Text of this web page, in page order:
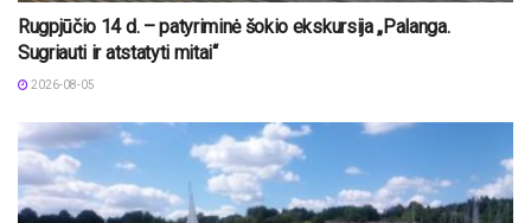
Rugpjūčio 14 d. – patyriminė šokio ekskursija „Palanga.
Sugriauti ir atstatyti mitai“
2026-08-05